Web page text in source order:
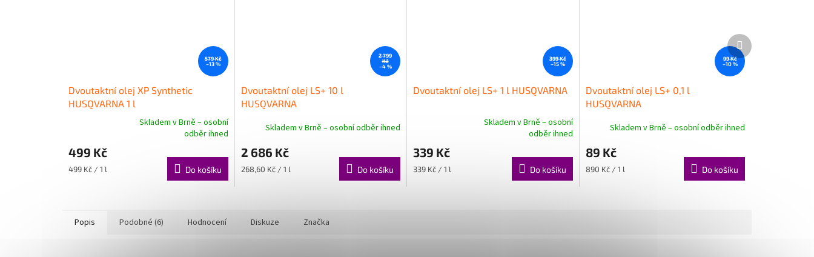
579 Kč
–13 %
Dvoutaktní olej XP Synthetic
HUSQVARNA 1 l
produktu
je
5,0
Skladem v Brně – osobní
odběr ihned
499 Kč
Měrná
499 Kč / 1 l Do košíku
2 799
Kč
–4 %
Dvoutaktní olej LS+ 10 l
HUSQVARNA
Skladem v Brně – osobní odběr ihned
2 686 Kč
Měrná
268,60 Kč / 1 l Do košíku
399 Kč
–15 %
Dvoutaktní olej LS+ 1 l HUSQVARNA
produktu
je
5,0
Skladem v Brně – osobní
odběr ihned
339 Kč
Měrná
339 Kč / 1 l Do košíku
99 Kč
–10 %
Dvoutaktní olej LS+ 0,1 l
HUSQVARNA
Skladem v Brně – osobní odběr ihned
89 Kč
Měrná
890 Kč / 1 l Do košíku
Další
produkt
Popis Podobné (6) Hodnocení Diskuze Značka